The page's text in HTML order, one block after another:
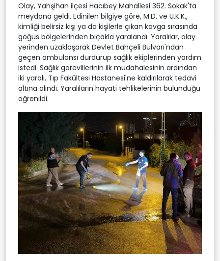
Olay, Yahşihan ilçesi Hacıbey Mahallesi 362. Sokak'ta
meydana geldi. Edinilen bilgiye göre, M.D. ve U.K.K.,
kimliği belirsiz kişi ya da kişilerle çıkan kavga sırasında
göğüs bölgelerinden bıçakla yaralandı. Yaralılar, olay
yerinden uzaklaşarak Devlet Bahçeli Bulvarı'ndan
geçen ambulansı durdurup sağlık ekiplerinden yardım
istedi. Sağlık görevlilerinin ilk müdahalesinin ardından
iki yaralı, Tıp Fakültesi Hastanesi'ne kaldırılarak tedavi
altına alındı. Yaralıların hayati tehlikelerinin bulunduğu
öğrenildi.